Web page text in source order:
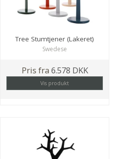
Tree Stumtjener (Lakeret)
Swedese
Pris fra 6.578 DKK
Vis produkt